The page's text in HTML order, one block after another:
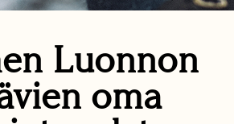
Luonnon
oma